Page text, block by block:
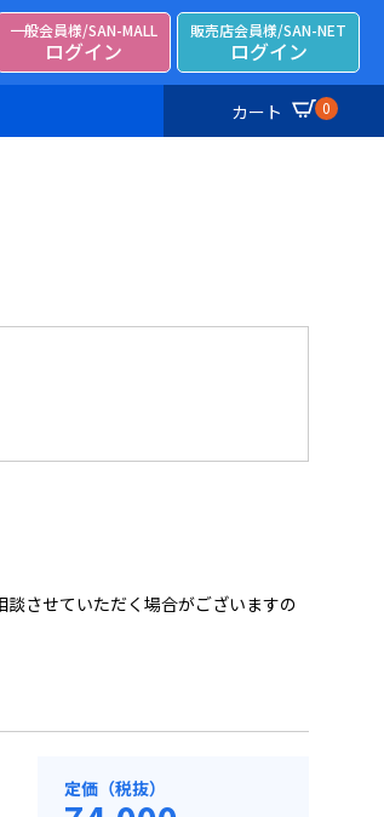
一般会員様/SAN-MALL
ログイン
販売店会員様/SAN-NET
ログイン
カート 0
させていただく場合がございますの
定価（税抜）